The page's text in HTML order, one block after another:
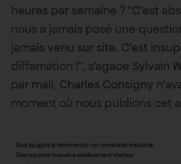
heures par semaine ? “C’est
nous a jamais posé une
jamais venu sur site. C’est
diffamation !”, s’agace Sylvain
par mail, Charles Consigny
moment où nous publions cet